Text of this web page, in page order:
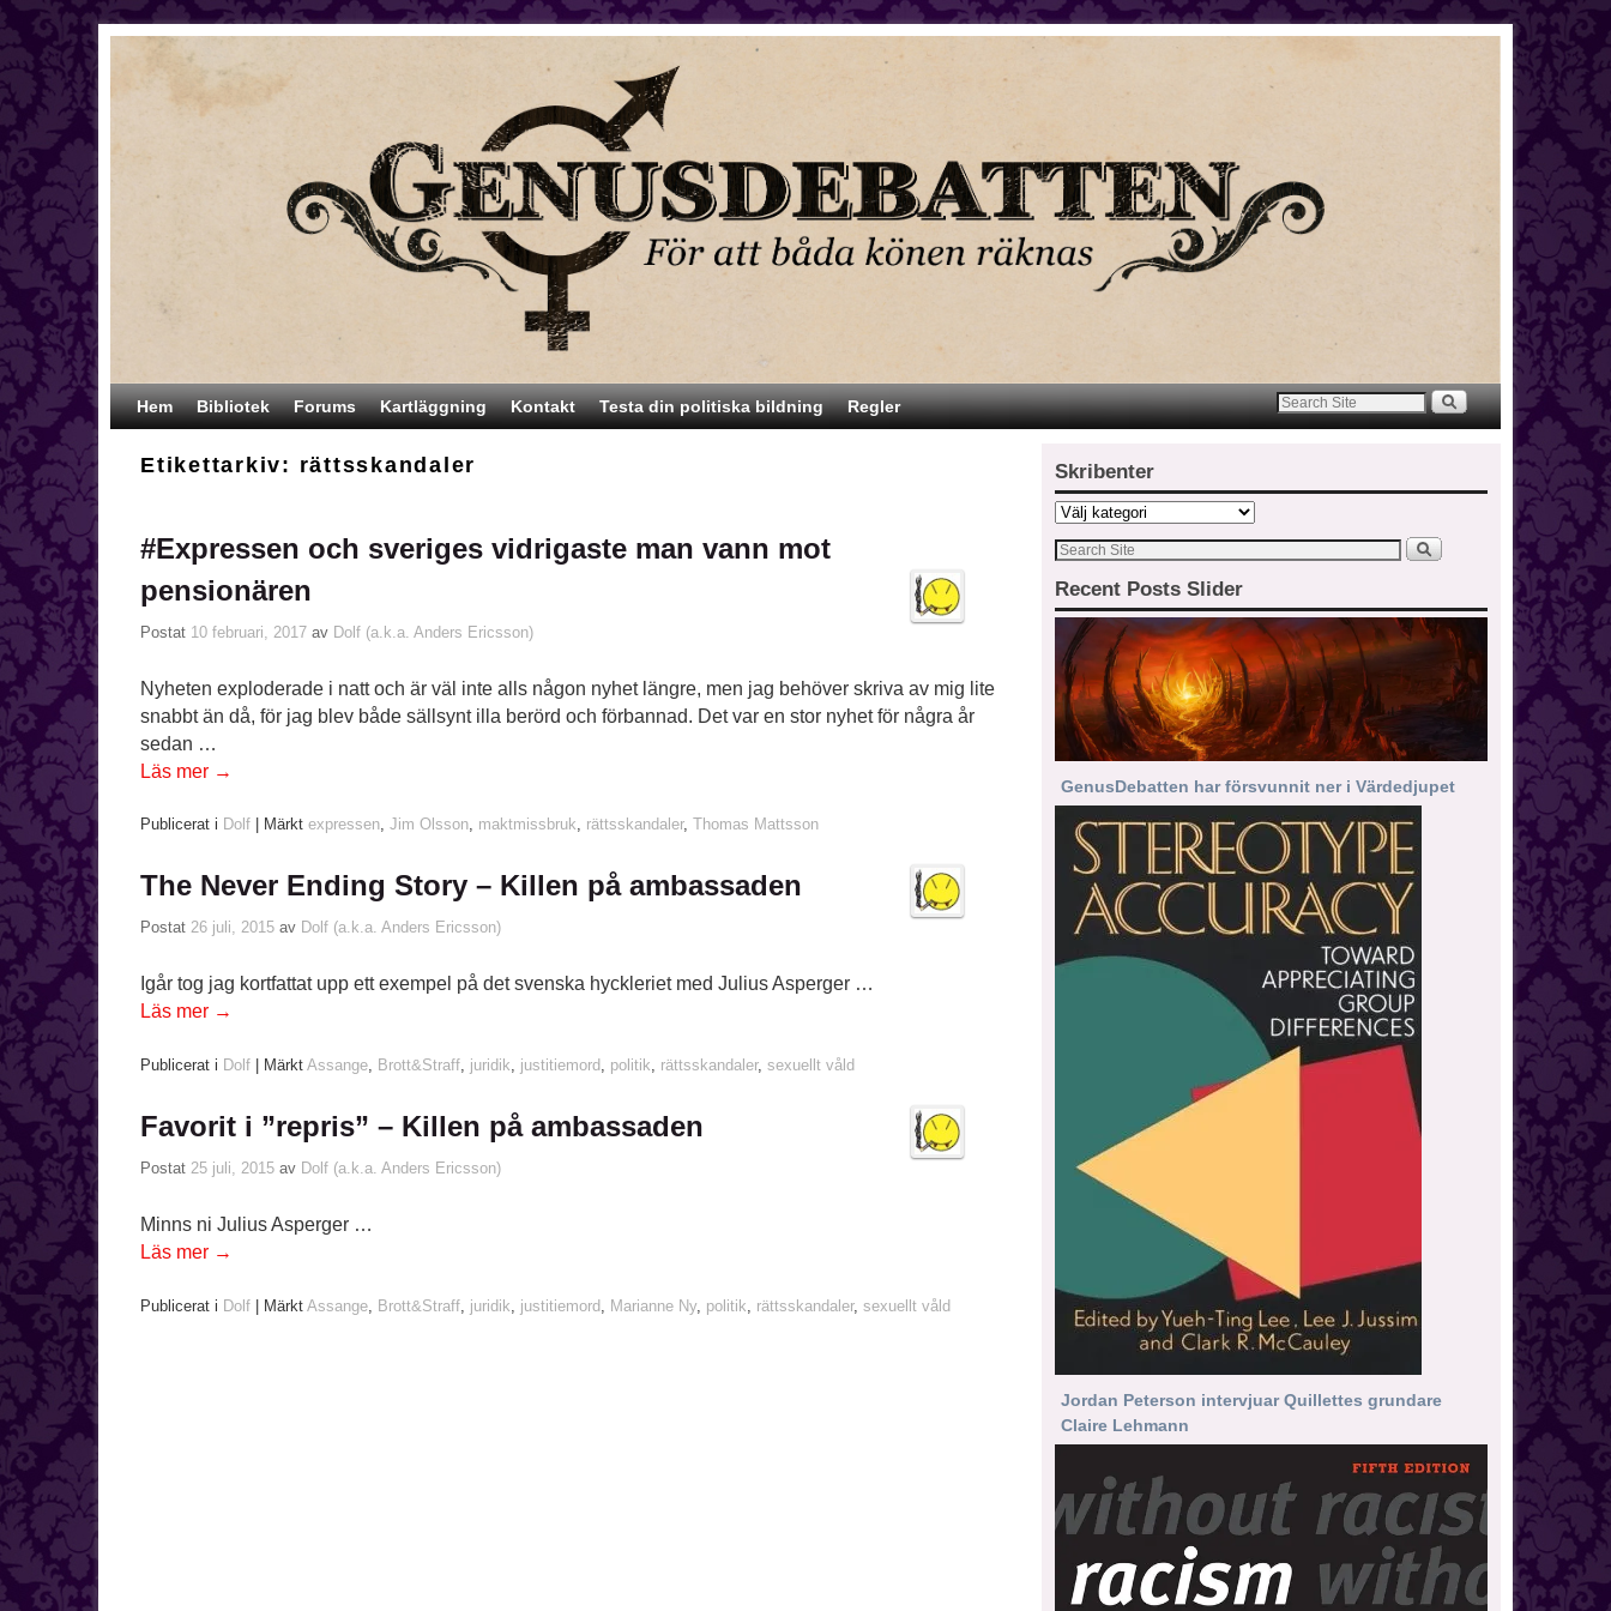
Hoppa till huvudinnehåll
Hoppa till sekundärt innehåll
Hem Bibliotek Forums Kartläggning Kontakt Testa din politiska bildning Regler
Etikettarkiv: rättsskandaler
#Expressen och sveriges vidrigaste man vann mot
pensionären
Postat 10 februari, 2017 av Dolf (a.k.a. Anders Ericsson)
Nyheten exploderade i natt och är väl inte alls någon nyhet längre, men jag behöver skriva av mig lite
snabbt än då, för jag blev både sällsynt illa berörd och förbannad. Det var en stor nyhet för några år
sedan …
Läs mer →
Publicerat i Dolf Märkt expressen, Jim Olsson, maktmissbruk, rättsskandaler, Thomas Mattsson
The Never Ending Story – Killen på ambassaden
Postat 26 juli, 2015 av Dolf (a.k.a. Anders Ericsson)
Igår tog jag kortfattat upp ett exempel på det svenska hyckleriet med Julius Asperger …
Läs mer →
Publicerat i Dolf Märkt Assange, Brott&Straff, juridik, justitiemord , politik, rättsskandaler, sexuellt våld
Favorit i ”repris” – Killen på ambassaden
Postat 25 juli, 2015 av Dolf (a.k.a. Anders Ericsson)
Minns ni Julius Asperger …
Läs mer →
Publicerat i Dolf Märkt Assange, Brott&Straff, juridik, justitiemord , Marianne Ny, politik, rättsskandaler, sexuellt våld
Skribenter
Recent Posts Slider
GenusDebatten har försvunnit ner i Värdedjupet
Jordan Peterson intervjuar Quillettes grundare
Claire Lehmann